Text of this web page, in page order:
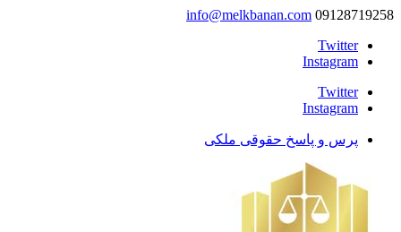
09128719258
info@melkbanan.com
Twitter
Instagram
Twitter
Instagram
پرس و پاسخ حقوقی ملکی